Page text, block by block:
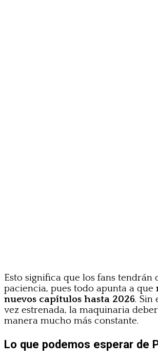
Esto significa que los fans tendrán
paciencia, pues todo apunta a que
nuevos capítulos hasta 2026. Sin
vez estrenada, la maquinaria
manera mucho más constante.
Lo que podemos esperar de